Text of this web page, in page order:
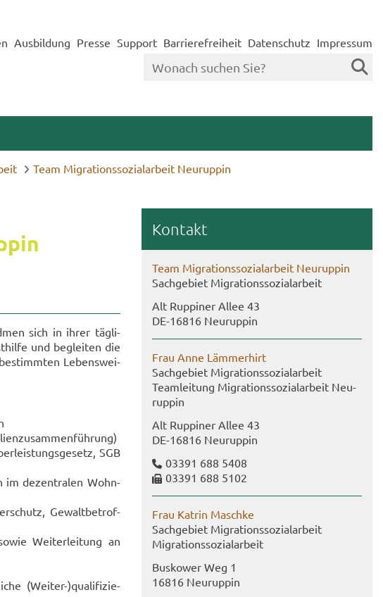
Ausbildung Presse Support Barrierefreiheit Datenschutz Impressum
Team Migrationssozialarbeit Neuruppin
sich in ihrer täg­li­
und be­glei­ten die
Le­bens­wei­
SGB
im de­zen­tra­len Wohn­
Ge­walt­be­trof­
Wei­ter­lei­tung an
(Weiter-​)qua­li­fi­zie­
Kon­takt
Team Mi­gra­ti­ons­so­zi­al­ar­beit Neu­rup­pin
Sach­ge­biet Mi­gra­ti­ons­so­zi­al­ar­beit
Alt Rup­pi­ner Allee 43
DE-​16816 Neu­rup­pin
Frau Anne Läm­mer­hirt
Sach­ge­biet Mi­gra­ti­ons­so­zi­al­ar­beit
Team­lei­tung Mi­gra­ti­ons­so­zi­al­ar­beit Neu­
rup­pin
Alt Rup­pi­ner Allee 43
DE-​16816 Neu­rup­pin
03391 688 5408
03391 688 5102
Frau Kat­rin Masch­ke
Sach­ge­biet Mi­gra­ti­ons­so­zi­al­ar­beit
Mi­gra­ti­ons­so­zi­al­ar­beit
Bus­kower Weg 1
16816 Neu­rup­pin